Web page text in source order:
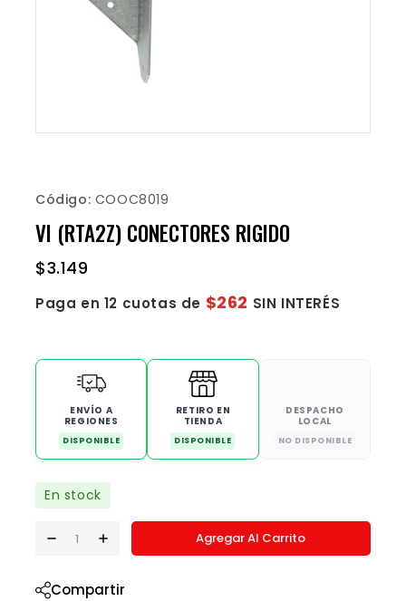
Código: COOC8019
VI (RTA2Z) CONECTORES RIGIDO
$3.149
Paga en 12 cuotas de $262 SIN INTERÉS
ENVÍO A
REGIONES
DISPONIBLE
RETIRO EN
TIENDA
DISPONIBLE
DESPACHO
LOCAL
NO DISPONIBLE
En stock
Agregar Al Carrito
Compartir